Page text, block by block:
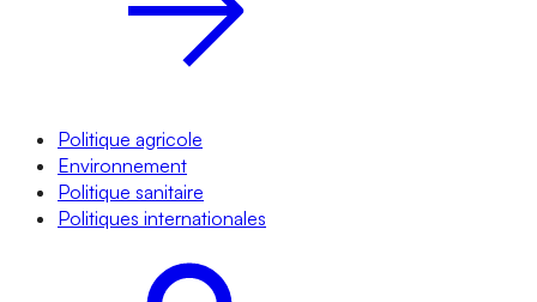
Politique agricole
Environnement
Politique sanitaire
Politiques internationales